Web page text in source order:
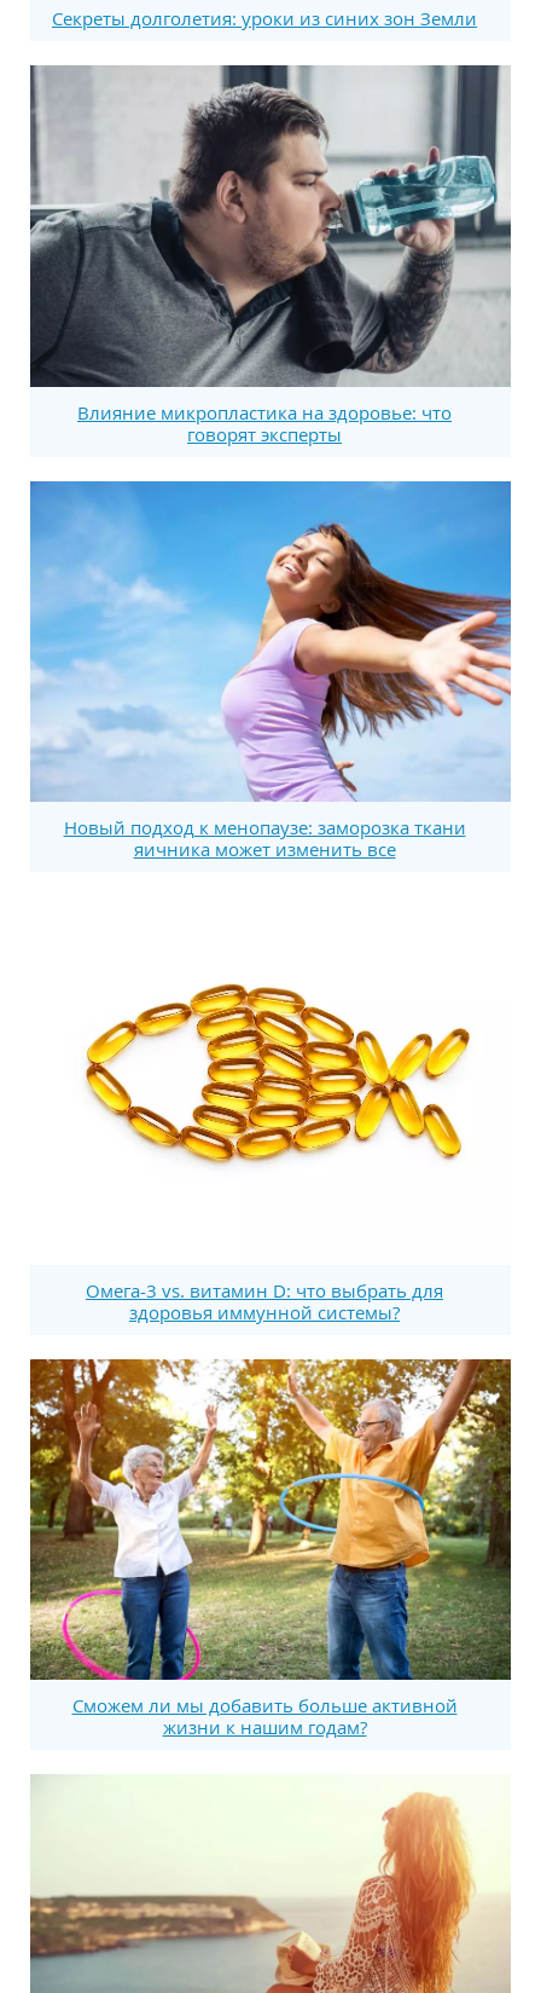
Секреты долголетия: уроки из синих зон Земли
Влияние микропластика на здоровье: что
говорят эксперты
Новый подход к менопаузе: заморозка ткани
яичника может изменить все
Омега-3 vs. витамин D: что выбрать для
здоровья иммунной системы?
Сможем ли мы добавить больше активной
жизни к нашим годам?